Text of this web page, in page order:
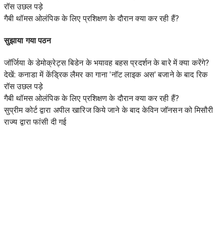
रॉस उछल पड़े
गैबी थॉमस ओलंपिक के लिए प्रशिक्षण के दौरान क्या कर रही हैं?
सुझाया गया पठन
जॉर्जिया के डेमोक्रेट्स बिडेन के भयावह बहस प्रदर्शन के बारे में क्या करेंगे?
देखें: कनाडा में केंड्रिक लैमर का गाना 'नॉट लाइक अस' बजाने के बाद रिक
रॉस उछल पड़े
गैबी थॉमस ओलंपिक के लिए प्रशिक्षण के दौरान क्या कर रही हैं?
सुप्रीम कोर्ट द्वारा अपील खारिज किये जाने के बाद केविन जॉनसन को मिसौरी
राज्य द्वारा फांसी दी गई